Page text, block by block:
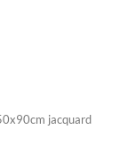
jacquard